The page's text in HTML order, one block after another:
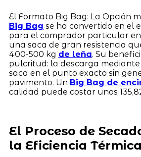
El Formato Big Bag: La Opción
Big Bag se ha convertido en el
para el comprador particular en
una saca de gran resistencia
400-500 kg de leña. Su
pulcritud: la descarga
saca en el punto exacto sin
pavimento. Un Big Bag de
calidad puede costar unos
El Proceso de
la Eficiencia Térmica